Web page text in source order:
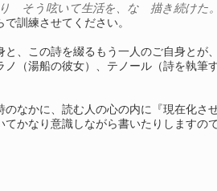
う呟いて生活を、な 描き続けた。
訓練させてください。
、この詩を綴るもう一人のご自身と
（湯船の彼女）、テノール（詩を執
なかに、読む人の心の内に『現在化さ
かなり意識しながら書いたりします